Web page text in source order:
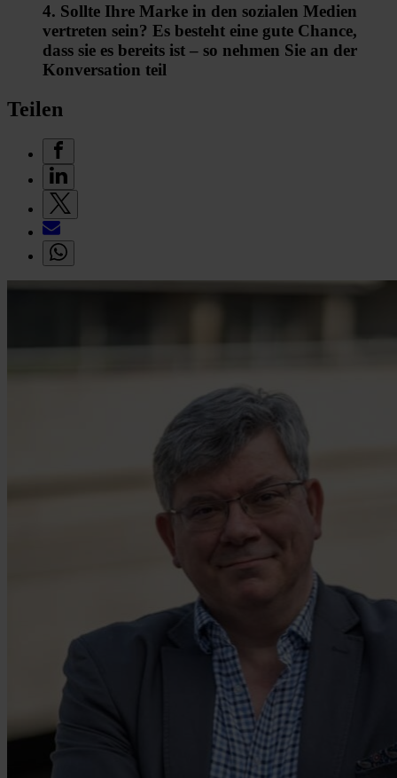
4. Sollte Ihre Marke in den sozialen Medien
vertreten sein? Es besteht eine gute Chance,
dass sie es bereits ist – so nehmen Sie an der
Konversation teil
Teilen